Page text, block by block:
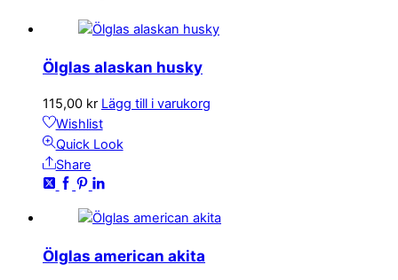
Ölglas alaskan husky
115,00 kr Lägg till i varukorg
Wishlist
Quick Look
Share
Ölglas american akita